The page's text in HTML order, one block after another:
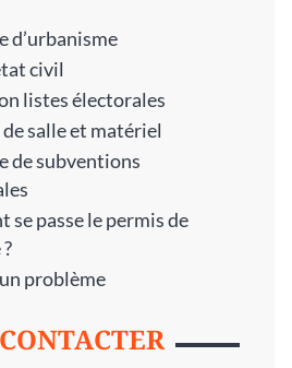
d’urbanisme
civil
listes électorales
salle et matériel
de subventions
se passe le permis de
problème
CONTACTER